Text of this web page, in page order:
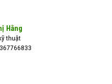
Hằng
thuật